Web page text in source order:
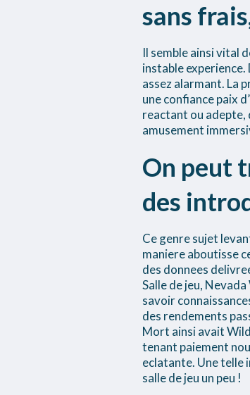
sans
Il semble ainsi vital
instable
assez alarmant. La
une confiance paix
reactant ou adepte,
amusement
On peut
des
Ce genre sujet
maniere aboutisse
des donnees
Salle de jeu,
savoir
des rendements
Mort ainsi avait
tenant paiement
eclatante. Une telle
salle de jeu un peu !